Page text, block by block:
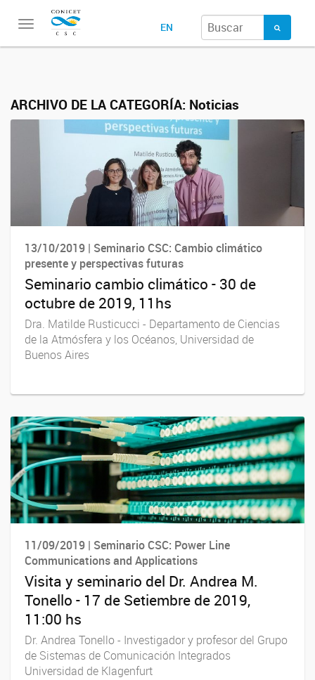
Toggle
EN
ARCHIVO DE LA CATEGORÍA: Noticias
13/10/2019 | Seminario CSC: Cambio climático
presente y perspectivas futuras
Seminario cambio climático - 30 de
octubre de 2019, 11hs
Dra. Matilde Rusticucci - Departamento de Ciencias
de la Atmósfera y los Océanos, Universidad de
Buenos Aires
11/09/2019 | Seminario CSC: Power Line
Communications and Applications
Visita y seminario del Dr. Andrea M.
Tonello - 17 de Setiembre de 2019,
11:00 hs
Dr. Andrea Tonello - Investigador y profesor del Grupo
de Sistemas de Comunicación Integrados
Universidad de Klagenfurt